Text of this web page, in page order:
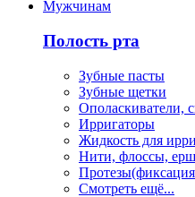
Мужчинам
Полость рта
Зубные пасты
Зубные щетки
Ополаскиватели,
Ирригаторы
Жидкость для
Нити, флосcы,
Смотреть ещё...